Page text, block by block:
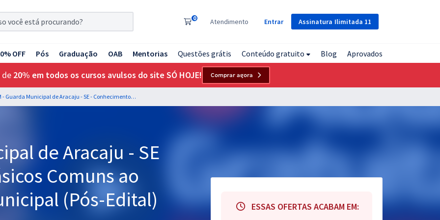
Assinatura Ilimitada 11
0 Atendimento Entrar
OFF Pós Graduação OAB Mentorias Questões grátis Conteúdo gratuito Blog Aprovados
de 20% em todos os cursos avulsos do site SÓ HOJE! Comprar agora
GCM - Guarda Municipal de Aracaju - SE - Conhecimentos Básicos Comuns ao Cargo de Guarda Municipal (Pós-Edital)
de Aracaju - SE
Comuns ao
(Pós-Edital)
ESSAS OFERTAS ACABAM EM: